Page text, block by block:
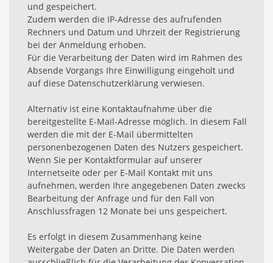
und gespeichert.
Zudem werden die IP-Adresse des aufrufenden
Rechners und Datum und Uhrzeit der Registrierung
bei der Anmeldung erhoben.
Für die Verarbeitung der Daten wird im Rahmen des
Absende Vorgangs Ihre Einwilligung eingeholt und
auf diese Datenschutzerklärung verwiesen.
Alternativ ist eine Kontaktaufnahme über die
bereitgestellte E-Mail-Adresse möglich. In diesem Fall
werden die mit der E-Mail übermittelten
personenbezogenen Daten des Nutzers gespeichert.
Wenn Sie per Kontaktformular auf unserer
Internetseite oder per E-Mail Kontakt mit uns
aufnehmen, werden Ihre angegebenen Daten zwecks
Bearbeitung der Anfrage und für den Fall von
Anschlussfragen 12 Monate bei uns gespeichert.
Es erfolgt in diesem Zusammenhang keine
Weitergabe der Daten an Dritte. Die Daten werden